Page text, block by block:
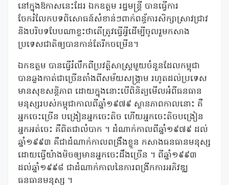
នៅក្នុងឱកាសនេះដែរ ឯកឧត្តម រដ្ឋមន្ត្រី បានធ្វើការ
ចែករំលែកបទពិសោធន៍សំខាន់ៗពាក់ពន្ធ័ការសិក្សាស្រាវជ្រាវ
និងបរិបទបែបណាខ្លះថាតើត្រូវធ្វើអ្វីដើម្បីចូលរួមកសាង
ប្រទេសជាតិឲ្យបានកាន់តែរីកចម្រើន។
ឯកឧត្តម បានធ្វើរំលឹកពីប្រវត្តិសាស្រ្តមួយចំនួនដែលកម្ពុជា
បានឆ្លងកាត់ជាច្រើនតាំងពីសម័យសង្គ្រាម រហូតដល់ប្រទេស
មានសុខសន្តិភាព ដោយក្នុងនោះបើពិនិត្យមើលអំពីធនធាន
មនុស្សរបស់កម្ពុជាកាលពីឆ្នាំ១៩៧៩ ស្ថានភាពកាលនោះ គឺ
អ្នកចេះច្រើន បង្រៀនអ្នកចេះតិច ហើយអ្នកចេះតិចបង្រៀន
អ្នកអត់ចេះ គឺពិតជាលំបាក ។ ដំណាក់កាលពីឆ្នាំ១៩៧៩ ដល់
ឆ្នាំ១៩៩៣ គឺជាដំណាក់កាលពង្រឹងខ្លួន កសាងធនធានមនុស្ស
ដោយធ្វើយ៉ាងមិចឲ្យមានអ្នកចេះដឹងច្រើន ។ ពីឆ្នាំ១៩៩៣
ដល់ឆ្នាំ១៩៩៨ ជាដំណាក់កាលនៃការពង្រីកការអភិវឌ្ឈ
ធនធានមនុស្ស ។